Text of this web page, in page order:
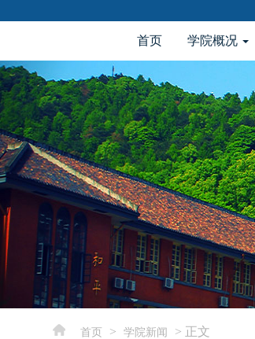
首页 学院概况
elementnameelementnameelementname
首页 > 学院新闻 > 正文